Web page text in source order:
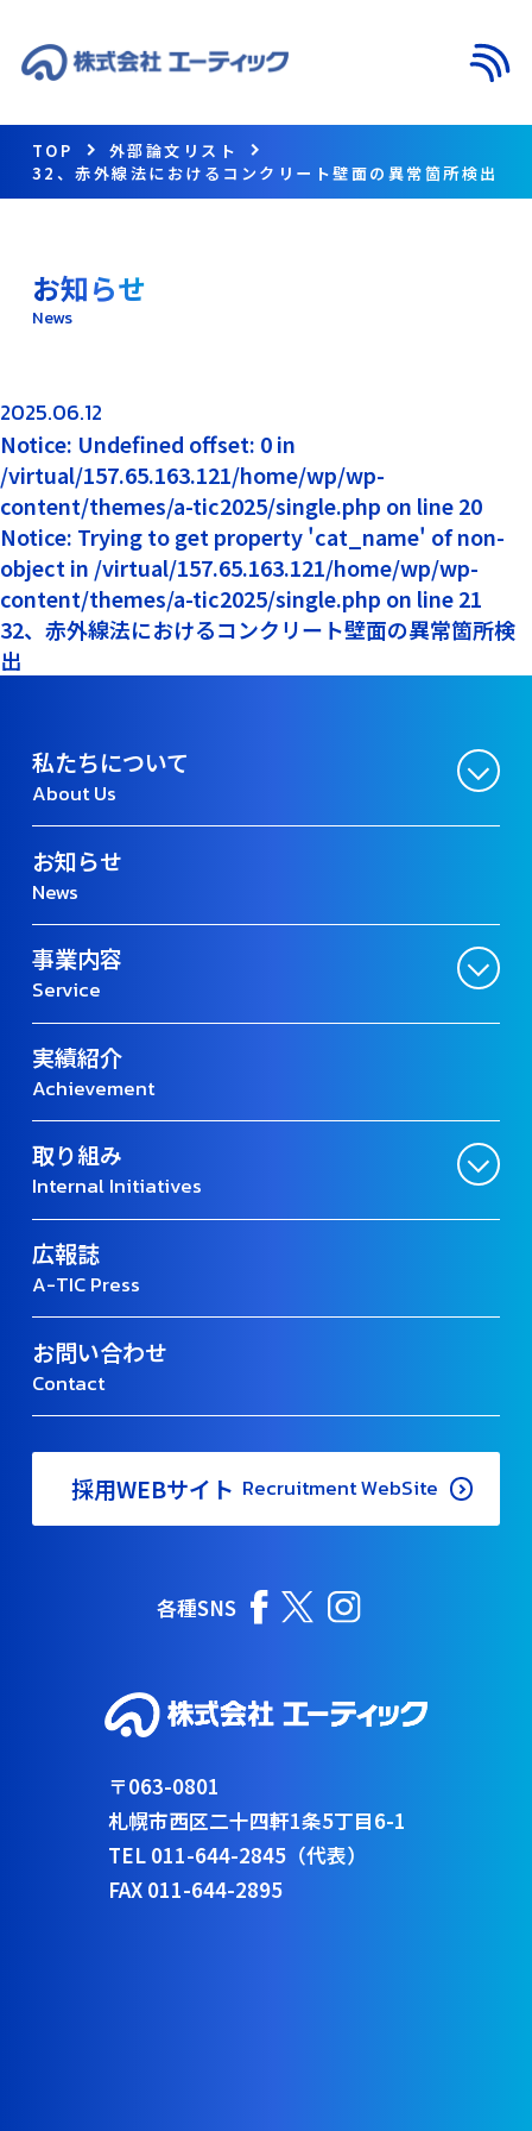
TOP
外部論文リスト
32、赤外線法におけるコンクリート壁面の異常箇所検出
お知らせ
News
2025.06.12
Notice: Undefined offset: 0 in
/virtual/157.65.163.121/home/wp/wp-
content/themes/a-tic2025/single.php on line 20
Notice: Trying to get property 'cat_name' of non-
object in /virtual/157.65.163.121/home/wp/wp-
content/themes/a-tic2025/single.php on line 21
32、赤外線法におけるコンクリート壁面の異常箇所検
出
私たちについて
About Us
お知らせ
News
事業内容
Service
実績紹介
Achievement
取り組み
Internal Initiatives
広報誌
A-TIC Press
お問い合わせ
Contact
採用WEBサイト Recruitment WebSite
各種SNS
〒063-0801
札幌市西区二十四軒1条5丁目6-1
TEL 011-644-2845（代表）
FAX 011-644-2895